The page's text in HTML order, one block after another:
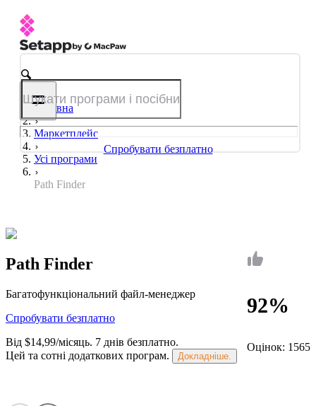
Спробувати безплатно
Головна
Маркетплейс
Усі програми
Path Finder
92%
Оцінок: 1565
Path Finder
Багатофункціональний файл-менеджер
Спробувати безплатно
Від $14,99/місяць. 7 днів безплатно.
Цей та сотні додаткових програм.
Докладніше.